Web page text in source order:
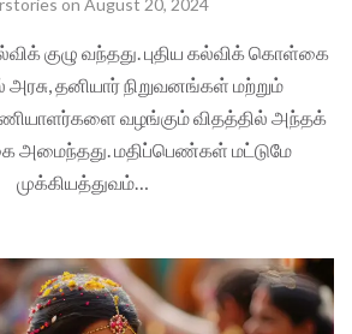
குழு வந்தது. புதிய கல்விக் கொள்கை
அரசு, தனியார் நிறுவனங்கள் மற்றும்
வழங்கும் விதத்தில் அந்தக்
அமைந்தது. மதிப்பெண்கள் மட்டுமே
முக்கியத்துவம்…